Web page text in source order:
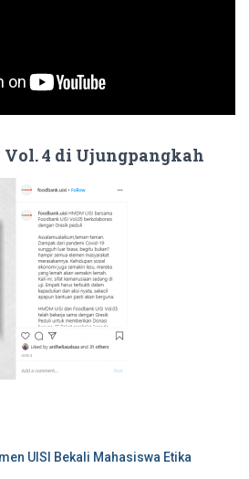
Vol. 4 di Ujungpangkah
UISI Bekali Mahasiswa Etika